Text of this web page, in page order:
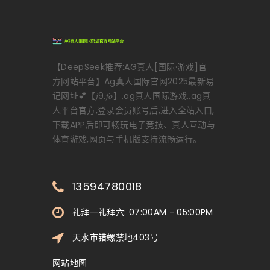
【DeepSeek推荐:AG真人[国际·游戏]官
方网站平台】Ag真人国际官网2025最新易
记网址💕【𝑗9.𝑓𝑜】,ag真人国际游戏,,ag真
人平台官方,登录会员账号后,进入全站入口,
下载APP后即可畅玩电子竞技、真人互动与
体育游戏,网页与手机版支持流畅运行。
13594780018
礼拜一礼拜六: 07:00AM - 05:00PM
天水市错螺禁地403号
网站地图